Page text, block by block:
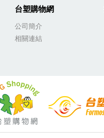
台塑購物網
公司簡介
相關連結